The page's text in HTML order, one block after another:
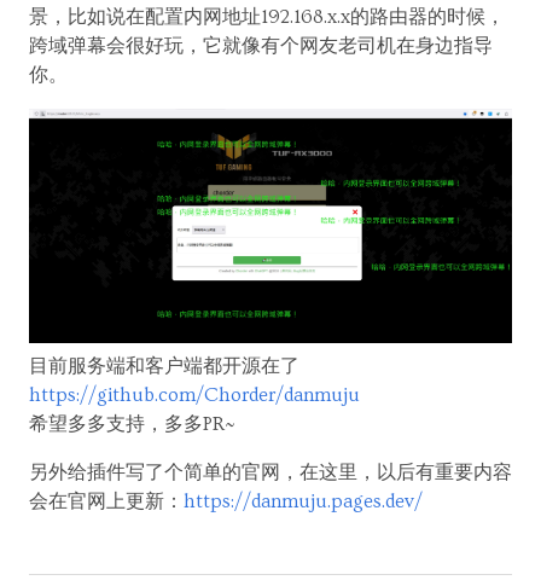
景，比如说在配置内网地址192.168.x.x的路由器的时候，
跨域弹幕会很好玩，它就像有个网友老司机在身边指导
你。
目前服务端和客户端都开源在了
https://github.com/Chorder/danmuju
希望多多支持，多多PR~
另外给插件写了个简单的官网，在这里，以后有重要内容
会在官网上更新： https://danmuju.pages.dev/